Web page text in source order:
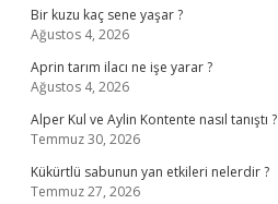
Bir kuzu kaç sene yaşar ?
Ağustos 4, 2026
Aprin tarım ilacı ne işe yarar ?
Ağustos 4, 2026
Alper Kul ve Aylin Kontente nasıl tanıştı ?
Temmuz 30, 2026
Kükürtlü sabunun yan etkileri nelerdir ?
Temmuz 27, 2026